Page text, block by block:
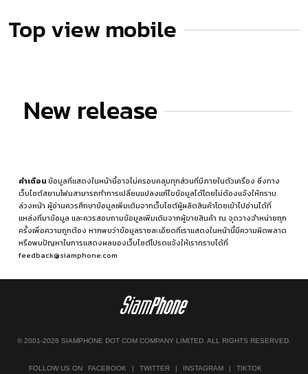
Top view mobile
New release
คำเตือนข้อมูลที่แสดงในหน้านี้อาจไม่ครอบคลุมทุกส่วนที่มีภายในตัวเครื่อง ซึ่งทาง
เว็บไซต์สยามโฟนสามารถทำการเปลี่ยนแปลงแก้ไขข้อมูลได้โดยไม่ต้องแจ้งให้ทราบ
ล่วงหน้า ผู้อ่านควรศึกษาข้อมูลเพิ่มเติมจากเว็บไซต์ผู้ผลิตสินค้าโดยเข้าไปอ่านได้ที่
แหล่งที่มาข้อมูล และควรสอบถามข้อมูลเพิ่มเติมจากผู้ขายสินค้า ณ จุดวางจำหน่ายทุก
ครั้งเพื่อความถูกต้อง หากพบว่าข้อมูลรายละเอียดที่เราแสดงในหน้านี้มีความผิดพลาด
หรือพบปัญหาในการแสดงผลของเว็บไซต์โปรดแจ้งให้เราทราบได้ที่
feedback@siamphone.com
© 2001-2026 SIAMPHONE DOT COM COMPANY LIMITED. ALL RIGHTS RESERVED.
FOLLOW US ON FACEBOOK | TWITTER | INSTAGRAM | TIKTOK